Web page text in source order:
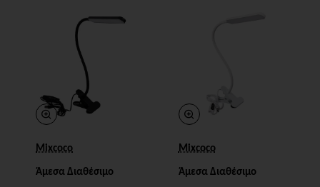
Mixcoco
Άμεσα Διαθέσιμο
Mixcoco
Άμεσα Διαθέσιμο